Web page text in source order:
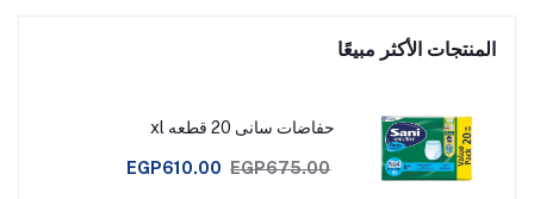
المنتجات الأكثر مبيعًا
حفاضات سانى 20 قطعه xl
EGP610.00 EGP675.00